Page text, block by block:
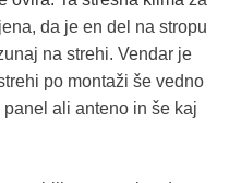
da je en del na stropu
na strehi. Vendar je
po montaži še vedno
ali anteno in še kaj